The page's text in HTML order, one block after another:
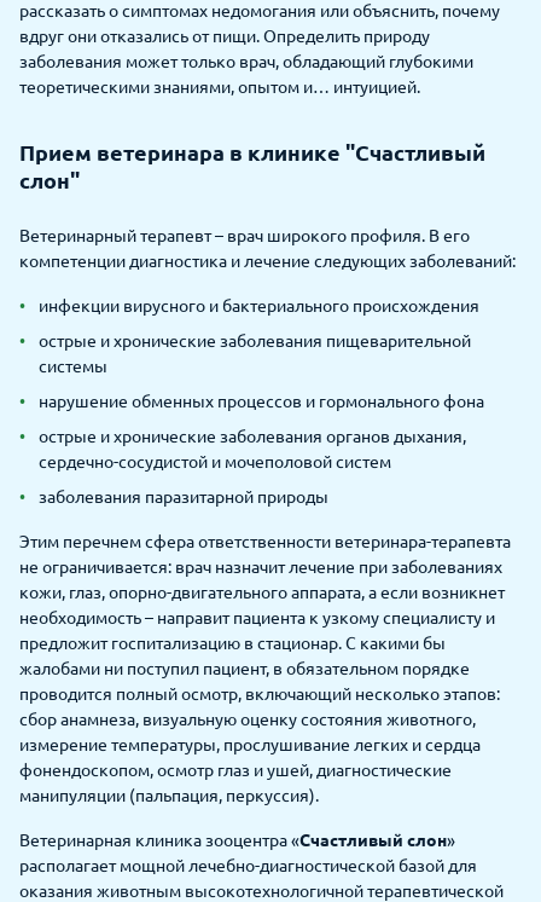
рассказать о симптомах недомогания или объяснить, почему
вдруг они отказались от пищи. Определить природу
заболевания может только врач, обладающий глубокими
теоретическими знаниями, опытом и… интуицией.
Прием ветеринара в клинике "Счастливый
слон"
Ветеринарный терапевт – врач широкого профиля. В его
компетенции диагностика и лечение следующих заболеваний:
инфекции вирусного и бактериального происхождения
острые и хронические заболевания пищеварительной
системы
нарушение обменных процессов и гормонального фона
острые и хронические заболевания органов дыхания,
сердечно-сосудистой и мочеполовой систем
заболевания паразитарной природы
Этим перечнем сфера ответственности ветеринара-терапевта
не ограничивается: врач назначит лечение при заболеваниях
кожи, глаз, опорно-двигательного аппарата, а если возникнет
необходимость – направит пациента к узкому специалисту и
предложит госпитализацию в стационар. С какими бы
жалобами ни поступил пациент, в обязательном порядке
проводится полный осмотр, включающий несколько этапов:
сбор анамнеза, визуальную оценку состояния животного,
измерение температуры, прослушивание легких и сердца
фонендоскопом, осмотр глаз и ушей, диагностические
манипуляции (пальпация, перкуссия).
Ветеринарная клиника зооцентра «Счастливый слон»
располагает мощной лечебно-диагностической базой для
оказания животным высокотехнологичной терапевтической